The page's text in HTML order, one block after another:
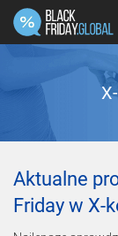
Aktualne
Friday w X-